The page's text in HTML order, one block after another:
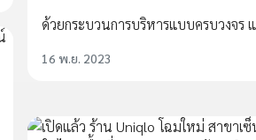
ด้วยกระบวนการบริหารแบบครบวงจร
16 พ.ย. 2023